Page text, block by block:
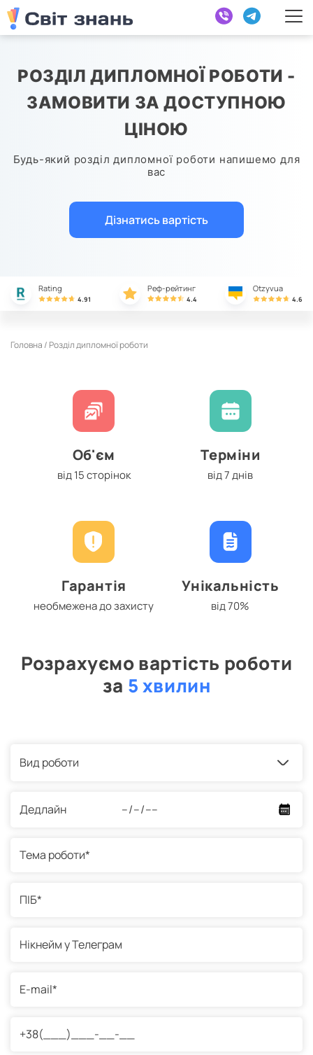
РОЗДІЛ ДИПЛОМНОЇ РОБОТИ -
ЗАМОВИТИ ЗА ДОСТУПНОЮ
ЦІНОЮ
Будь-який розділ дипломної роботи напишемо для
вас
Дізнатись вартість
Rating
4.91
Реф-рейтинг
4.4
Otzyvua
4.6
Головна / Розділ дипломної роботи
Об'єм
від 15 сторінок
Гарантія
необмежена до захисту
Терміни
від 7 днів
Унікальність
від 70%
Розрахуємо вартість роботи
за 5 хвилин